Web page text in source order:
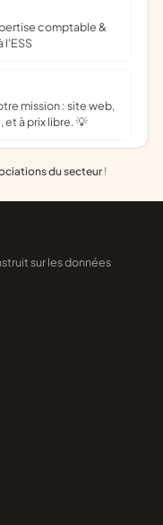
l'ESS
à prix libre. 💡
du secteur !